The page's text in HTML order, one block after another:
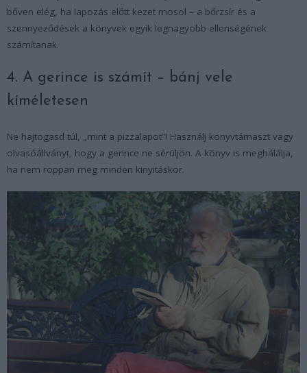
bőven elég, ha lapozás előtt kezet mosol – a bőrzsír és a
szennyeződések a könyvek egyik legnagyobb ellenségének
számítanak.
4. A gerince is számít – bánj vele
kíméletesen
Ne hajtogasd túl, „mint a pizzalapot”! Használj könyvtámaszt vagy
olvasóállványt, hogy a gerince ne sérüljön. A könyv is meghálálja,
ha nem roppan meg minden kinyitáskor.